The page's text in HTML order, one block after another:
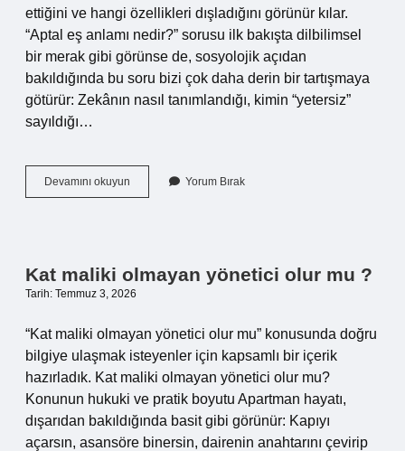
ettiğini ve hangi özellikleri dışladığını görünür kılar.
“Aptal eş anlamı nedir?” sorusu ilk bakışta dilbilimsel
bir merak gibi görünse de, sosyolojik açıdan
bakıldığında bu soru bizi çok daha derin bir tartışmaya
götürür: Zekânın nasıl tanımlandığı, kimin “yetersiz”
sayıldığı…
Devamını okuyun
eş
Yorum Bırak
Kat maliki olmayan yönetici olur mu ?
Tarih: Temmuz 3, 2026
“Kat maliki olmayan yönetici olur mu” konusunda doğru
bilgiye ulaşmak isteyenler için kapsamlı bir içerik
hazırladık. Kat maliki olmayan yönetici olur mu?
Konunun hukuki ve pratik boyutu Apartman hayatı,
dışarıdan bakıldığında basit gibi görünür: Kapıyı
açarsın, asansöre binersin, dairenin anahtarını çevirip